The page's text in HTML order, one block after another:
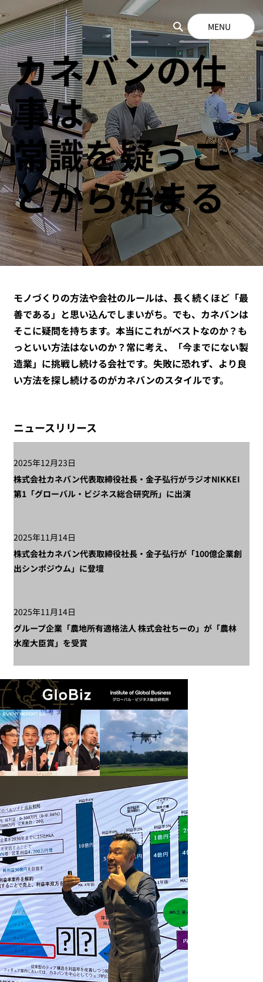
MENU
カネバンの仕
事は
常識を疑うこ
とから始まる
モノづくりの方法や会社のルールは、長く続くほど「最
善である」と思い込んでしまいがち。でも、カネバンは
そこに疑問を持ちます。本当にこれがベストなのか？も
っといい方法はないのか？常に考え、「今までにない製
造業」に挑戦し続ける会社です。失敗に恐れず、より良
い方法を探し続けるのがカネバンのスタイルです。
ニュースリリース
2025年12月23日
株式会社カネバン代表取締役社長・金子弘行がラジオNIKKEI
第1「グローバル・ビジネス総合研究所」に出演
2025年11月14日
株式会社カネバン代表取締役社長・金子弘行が「100億企業創
出シンポジウム」に登壇
2025年11月14日
グループ企業「農地所有適格法人 株式会社ちーの」が「農林
水産大臣賞」を受賞